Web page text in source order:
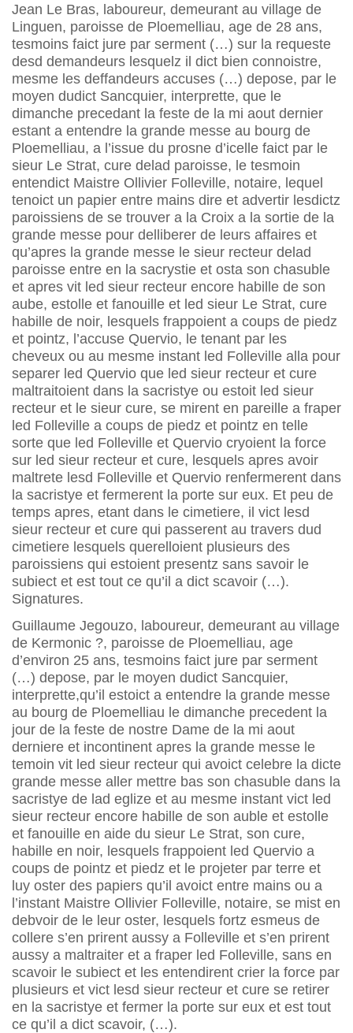
Jean Le Bras, laboureur, demeurant au village de
Linguen, paroisse de Ploemelliau, age de 28 ans,
tesmoins faict jure par serment (…) sur la requeste
desd demandeurs lesquelz il dict bien connoistre,
mesme les deffandeurs accuses (…) depose, par le
moyen dudict Sancquier, interprette, que le
dimanche precedant la feste de la mi aout dernier
estant a entendre la grande messe au bourg de
Ploemelliau, a l’issue du prosne d’icelle faict par le
sieur Le Strat, cure delad paroisse, le tesmoin
entendict Maistre Ollivier Folleville, notaire, lequel
tenoict un papier entre mains dire et advertir lesdictz
paroissiens de se trouver a la Croix a la sortie de la
grande messe pour delliberer de leurs affaires et
qu’apres la grande messe le sieur recteur delad
paroisse entre en la sacrystie et osta son chasuble
et apres vit led sieur recteur encore habille de son
aube, estolle et fanouille et led sieur Le Strat, cure
habille de noir, lesquels frappoient a coups de piedz
et pointz, l’accuse Quervio, le tenant par les
cheveux ou au mesme instant led Folleville alla pour
separer led Quervio que led sieur recteur et cure
maltraitoient dans la sacristye ou estoit led sieur
recteur et le sieur cure, se mirent en pareille a fraper
led Folleville a coups de piedz et pointz en telle
sorte que led Folleville et Quervio cryoient la force
sur led sieur recteur et cure, lesquels apres avoir
maltrete lesd Folleville et Quervio renfermerent dans
la sacristye et fermerent la porte sur eux. Et peu de
temps apres, etant dans le cimetiere, il vict lesd
sieur recteur et cure qui passerent au travers dud
cimetiere lesquels querelloient plusieurs des
paroissiens qui estoient presentz sans savoir le
subiect et est tout ce qu’il a dict scavoir (…).
Signatures.
Guillaume Jegouzo, laboureur, demeurant au village
de Kermonic ?, paroisse de Ploemelliau, age
d’environ 25 ans, tesmoins faict jure par serment
(…) depose, par le moyen dudict Sancquier,
interprette,qu’il estoict a entendre la grande messe
au bourg de Ploemelliau le dimanche precedent la
jour de la feste de nostre Dame de la mi aout
derniere et incontinent apres la grande messe le
temoin vit led sieur recteur qui avoict celebre la dicte
grande messe aller mettre bas son chasuble dans la
sacristye de lad eglize et au mesme instant vict led
sieur recteur encore habille de son auble et estolle
et fanouille en aide du sieur Le Strat, son cure,
habille en noir, lesquels frappoient led Quervio a
coups de pointz et piedz et le projeter par terre et
luy oster des papiers qu’il avoict entre mains ou a
l’instant Maistre Ollivier Folleville, notaire, se mist en
debvoir de le leur oster, lesquels fortz esmeus de
collere s’en prirent aussy a Folleville et s’en prirent
aussy a maltraiter et a fraper led Folleville, sans en
scavoir le subiect et les entendirent crier la force par
plusieurs et vict lesd sieur recteur et cure se retirer
en la sacristye et fermer la porte sur eux et est tout
ce qu’il a dict scavoir, (…).